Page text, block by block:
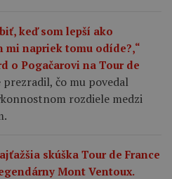
keď som lepší ako
mi napriek tomu odíde?,“
o Pogačarovi na Tour de
čo mu povedal
rozdiele medzi
skúška Tour de France
Mont Ventoux.